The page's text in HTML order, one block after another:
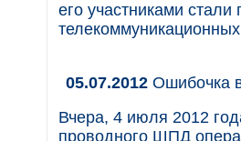
его участниками стали
05.07.2012 Ошибочка
Вчера, 4 июля 2012
проводного ШПД